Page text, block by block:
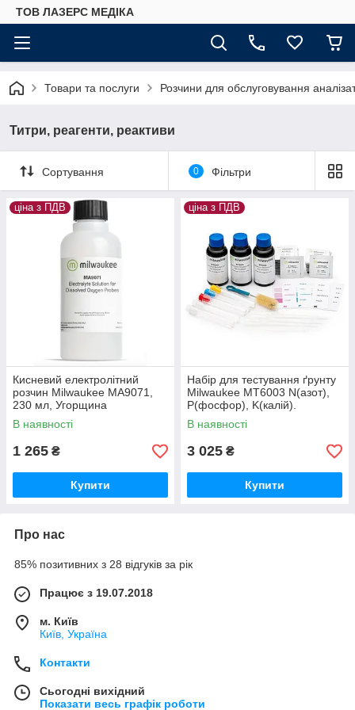
ТОВ ЛАЗЕРС МЕДІКА
Товари та послуги Розчини для обслуговування
Титри, реагенти, реактиви
Сортування 0 Фільтри
ціна з ПДВ
Кисневий електролітний
розчин Milwaukee MA9071,
230 мл, Угорщина
В наявності
1 265 ₴
Купити
ціна з ПДВ
Набір для тестування ґрунту
Milwaukee MT6003 N(азот),
P(фосфор), K(калій).
Угорщина
В наявності
3 025 ₴
Купити
Про нас
85% позитивних з 28 відгуків за рік
Працює з 19.07.2018
м. Київ
Київ, Україна
Контакти
Сьогодні вихідний
Показати весь графік роботи